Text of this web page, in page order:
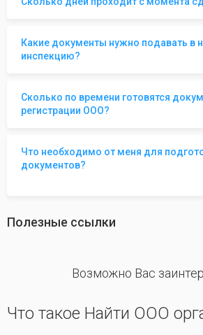
Какие документы нужно подавать в
инспекцию?
Сколько по времени готовятся
регистрации ООО?
Что необходимо от меня для
документов?
Полезные ссылки
Возможно Вас
Что такое Найти ООО